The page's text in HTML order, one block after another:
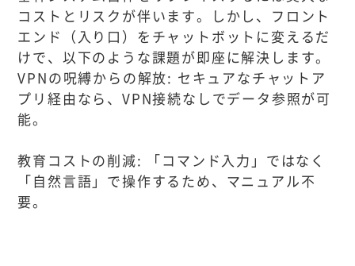
コストとリスクが伴います。しかし、フロント
エンド（入り口）をチャットボットに変えるだ
けで、以下のような課題が即座に解決します。
VPNの呪縛からの解放: セキュアなチャットア
プリ経由なら、VPN接続なしでデータ参照が可
能。
教育コストの削減: 「コマンド入力」ではなく
「自然言語」で操作するため、マニュアル不
要。